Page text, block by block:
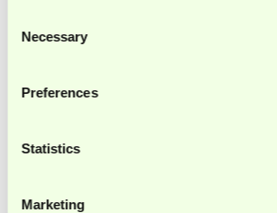
Selection
Necessary
Preferences
Statistics
Marketing